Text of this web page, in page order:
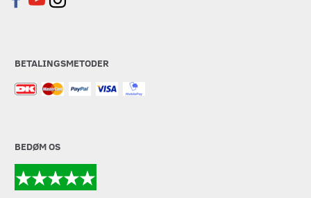
BETALINGSMETODER
BEDØM OS